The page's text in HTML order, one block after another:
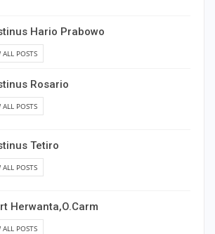
Hario Prabowo
ALL POSTS
Rosario
ALL POSTS
Tetiro
ALL POSTS
Herwanta,O.Carm
ALL POSTS